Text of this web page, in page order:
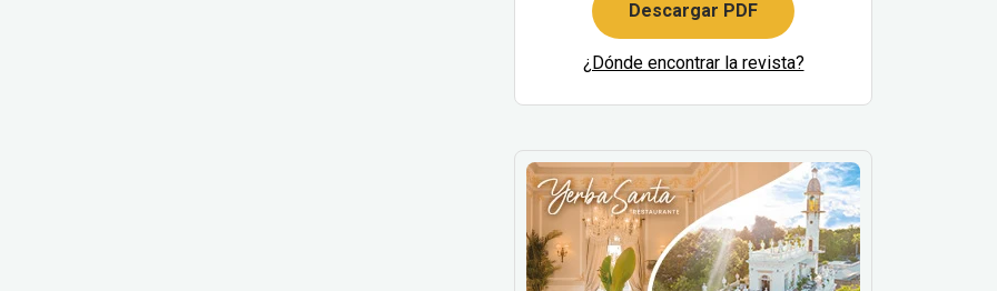
Descargar PDF
¿Dónde encontrar la revista?